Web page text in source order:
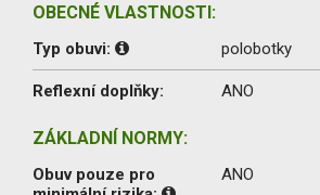
OBECNÉ VLASTNOSTI:
Typ obuvi: polobotky
Reflexní doplňky: ANO
ZÁKLADNÍ NORMY:
Obuv pouze pro
ANO